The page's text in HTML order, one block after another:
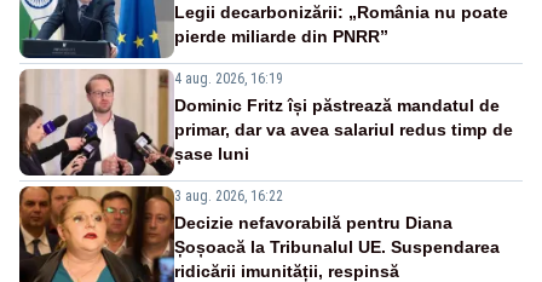
Legii decarbonizării: „România nu poate
pierde miliarde din PNRR”
4 aug. 2026, 16:19
Dominic Fritz își păstrează mandatul de
primar, dar va avea salariul redus timp de
șase luni
3 aug. 2026, 16:22
Decizie nefavorabilă pentru Diana
Șoșoacă la Tribunalul UE. Suspendarea
ridicării imunității, respinsă